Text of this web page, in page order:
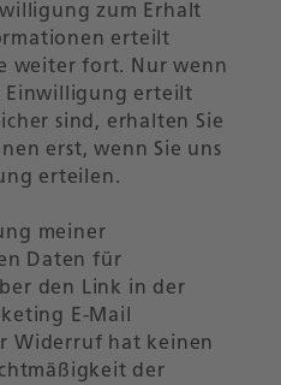
zum Erhalt
erteilt
weiter fort. Nur wenn
Einwilligung erteilt
sind, erhalten Sie
erst, wenn Sie uns
erteilen.
meiner
Daten für
den Link in der
E-Mail
Widerruf hat keinen
der